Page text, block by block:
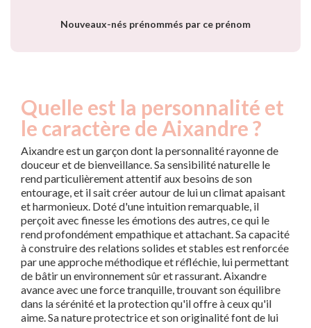
Nouveaux-nés prénommés par ce prénom
Quelle est la personnalité et
le caractère de Aixandre ?
Aixandre est un garçon dont la personnalité rayonne de
douceur et de bienveillance. Sa sensibilité naturelle le
rend particulièrement attentif aux besoins de son
entourage, et il sait créer autour de lui un climat apaisant
et harmonieux. Doté d'une intuition remarquable, il
perçoit avec finesse les émotions des autres, ce qui le
rend profondément empathique et attachant. Sa capacité
à construire des relations solides et stables est renforcée
par une approche méthodique et réfléchie, lui permettant
de bâtir un environnement sûr et rassurant. Aixandre
avance avec une force tranquille, trouvant son équilibre
dans la sérénité et la protection qu'il offre à ceux qu'il
aime. Sa nature protectrice et son originalité font de lui